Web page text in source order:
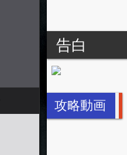
告白
攻略動画